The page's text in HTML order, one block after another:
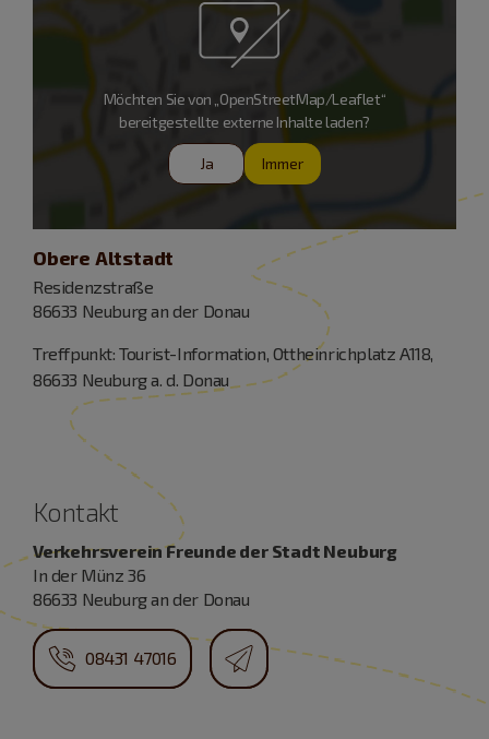
Möchten Sie von „OpenStreetMap/Leaflet“
bereitgestellte externe Inhalte laden?
Ja Immer
Obere Altstadt
Residenzstraße
86633 Neuburg an der Donau
Treffpunkt: Tourist-Information, Ottheinrichplatz A118,
86633 Neuburg a. d. Donau
Kontakt
Verkehrsverein Freunde der Stadt Neuburg
In der Münz 36
86633 Neuburg an der Donau
08431 47016